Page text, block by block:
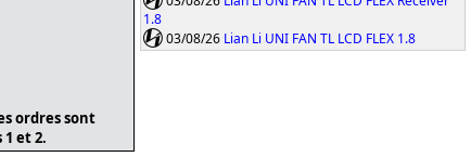
1.8
03/08/26 Lian Li UNI FAN TL LCD FLEX 1.8
ordres sont
et 2.